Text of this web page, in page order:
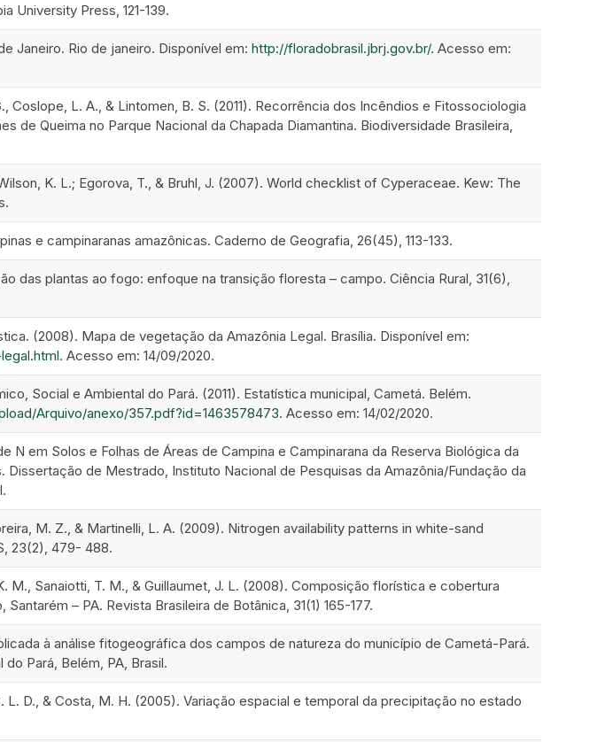
University Press, 121-139.
Janeiro. Rio de janeiro. Disponível em: http://floradobrasil.jbrj.gov.br/. Acesso em:
Coslope, L. A., & Lintomen, B. S. (2011). Recorrência dos Incêndios e Fitossociologia
de Queima no Parque Nacional da Chapada Diamantina. Biodiversidade Brasileira,
K. L.; Egorova, T., & Bruhl, J. (2007). World checklist of Cyperaceae. Kew: The
e campinaranas amazônicas. Caderno de Geografia, 26(45), 113-133.
das plantas ao fogo: enfoque na transição floresta – campo. Ciência Rural, 31(6),
(2008). Mapa de vegetação da Amazônia Legal. Brasília. Disponível em:
. Acesso em: 14/09/2020.
Social e Ambiental do Pará. (2011). Estatística municipal, Cametá. Belém.
Arquivo/anexo/357.pdf?id=1463578473. Acesso em: 14/02/2020.
N em Solos e Folhas de Áreas de Campina e Campinarana da Reserva Biológica da
Dissertação de Mestrado, Instituto Nacional de Pesquisas da Amazônia/Fundação da
M. Z., & Martinelli, L. A. (2009). Nitrogen availability patterns in white-sand
23(2), 479- 488.
M., Sanaiotti, T. M., & Guillaumet, J. L. (2008). Composição florística e cobertura
– PA. Revista Brasileira de Botânica, 31(1) 165-177.
à análise fitogeográfica dos campos de natureza do município de Cametá-Pará.
Pará, Belém, PA, Brasil.
L. D., & Costa, M. H. (2005). Variação espacial e temporal da precipitação no estado